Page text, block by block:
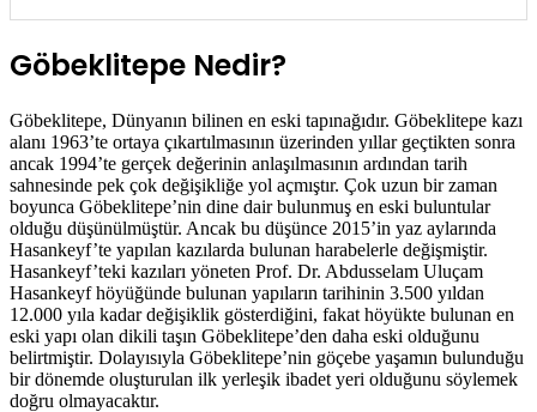
Göbeklitepe Nedir?
Göbeklitepe, Dünyanın bilinen en eski tapınağıdır. Göbeklitepe kazı
alanı 1963’te ortaya çıkartılmasının üzerinden yıllar geçtikten sonra
ancak 1994’te gerçek değerinin anlaşılmasının ardından tarih
sahnesinde pek çok değişikliğe yol açmıştır. Çok uzun bir zaman
boyunca Göbeklitepe’nin dine dair bulunmuş en eski buluntular
olduğu düşünülmüştür. Ancak bu düşünce 2015’in yaz aylarında
Hasankeyf’te yapılan kazılarda bulunan harabelerle değişmiştir.
Hasankeyf’teki kazıları yöneten Prof. Dr. Abdusselam Uluçam
Hasankeyf höyüğünde bulunan yapıların tarihinin 3.500 yıldan
12.000 yıla kadar değişiklik gösterdiğini, fakat höyükte bulunan en
eski yapı olan dikili taşın Göbeklitepe’den daha eski olduğunu
belirtmiştir. Dolayısıyla Göbeklitepe’nin göçebe yaşamın bulunduğu
bir dönemde oluşturulan ilk yerleşik ibadet yeri olduğunu söylemek
doğru olmayacaktır.